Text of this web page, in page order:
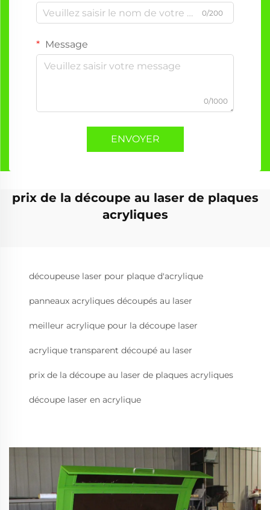
0/200
Message
0/1000
ENVOYER
prix de la découpe au laser de plaques
acryliques
découpeuse laser pour plaque d'acrylique
panneaux acryliques découpés au laser
meilleur acrylique pour la découpe laser
acrylique transparent découpé au laser
prix de la découpe au laser de plaques acryliques
découpe laser en acrylique